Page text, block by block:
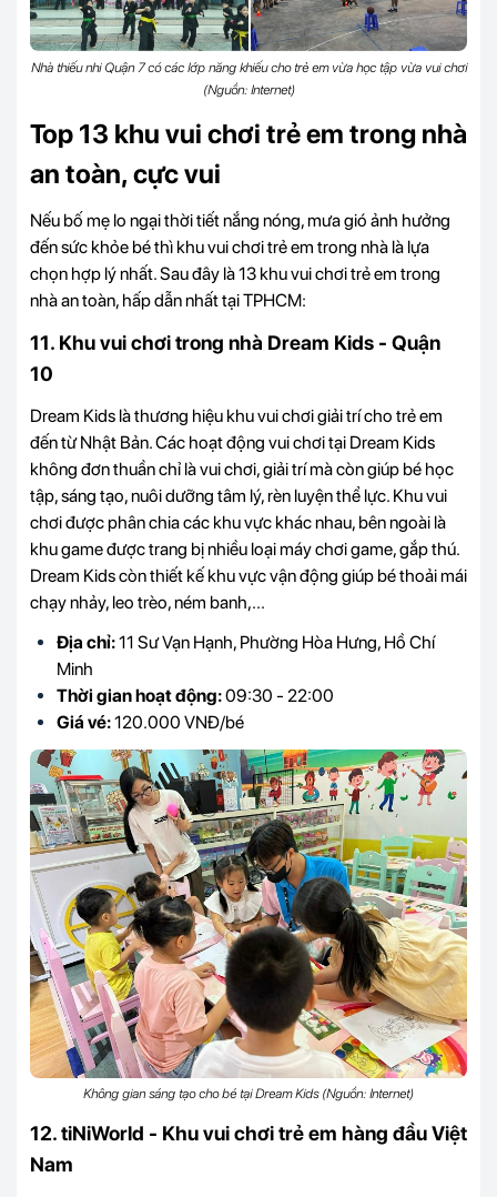
Nhà thiếu nhi Quận 7 có các lớp năng khiếu cho trẻ em vừa học tập vừa vui chơi
(Nguồn: Internet)
Top 13 khu vui chơi trẻ em trong nhà
an toàn, cực vui
Nếu bố mẹ lo ngại thời tiết nắng nóng, mưa gió ảnh hưởng
đến sức khỏe bé thì khu vui chơi trẻ em trong nhà là lựa
chọn hợp lý nhất. Sau đây là 13 khu vui chơi trẻ em trong
nhà an toàn, hấp dẫn nhất tại TPHCM:
11. Khu vui chơi trong nhà Dream Kids - Quận
10
Dream Kids là thương hiệu khu vui chơi giải trí cho trẻ em
đến từ Nhật Bản. Các hoạt động vui chơi tại Dream Kids
không đơn thuần chỉ là vui chơi, giải trí mà còn giúp bé học
tập, sáng tạo, nuôi dưỡng tâm lý, rèn luyện thể lực. Khu vui
chơi được phân chia các khu vực khác nhau, bên ngoài là
khu game được trang bị nhiều loại máy chơi game, gắp thú.
Dream Kids còn thiết kế khu vực vận động giúp bé thoải mái
chạy nhảy, leo trèo, ném banh,...
Địa chỉ:11 Sư Vạn Hạnh, Phường Hòa Hưng, Hồ Chí
Minh
Thời gian hoạt động:09:30 - 22:00
Giá vé:120.000 VNĐ/bé
Không gian sáng tạo cho bé tại Dream Kids (Nguồn: Internet)
12. tiNiWorld - Khu vui chơi trẻ em hàng đầu Việt
Nam